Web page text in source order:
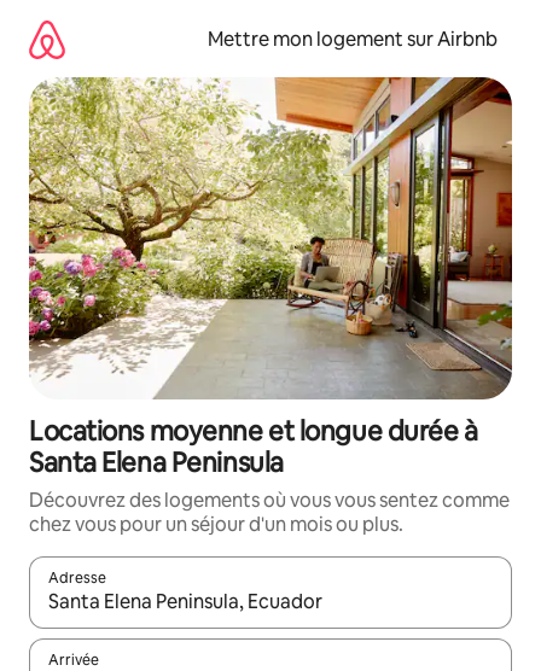
directement
contenu
Mettre mon logement sur Airbnb
Locations moyenne et longue durée à
Santa Elena Peninsula
Découvrez des logements où vous vous sentez comme
chez vous pour un séjour d'un mois ou plus.
Adresse
Lorsque les résultats s'affichent, utilisez les flèches vers le
Arrivée